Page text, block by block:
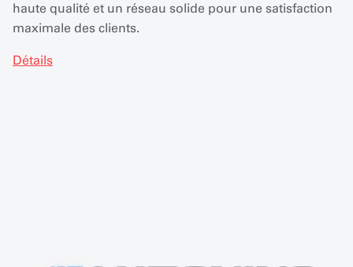
haute qualité et un réseau solide pour une satisfaction
maximale des clients.
Détails